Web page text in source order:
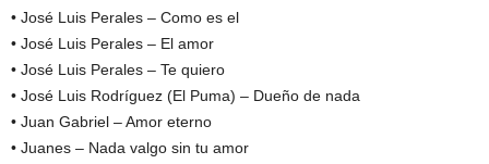
• José Luis Perales – Como es el
• José Luis Perales – El amor
• José Luis Perales – Te quiero
• José Luis Rodríguez (El Puma) – Dueño de nada
• Juan Gabriel – Amor eterno
• Juanes – Nada valgo sin tu amor